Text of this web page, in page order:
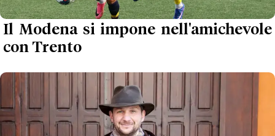
Il Modena si impone nell'amichevole
con Trento